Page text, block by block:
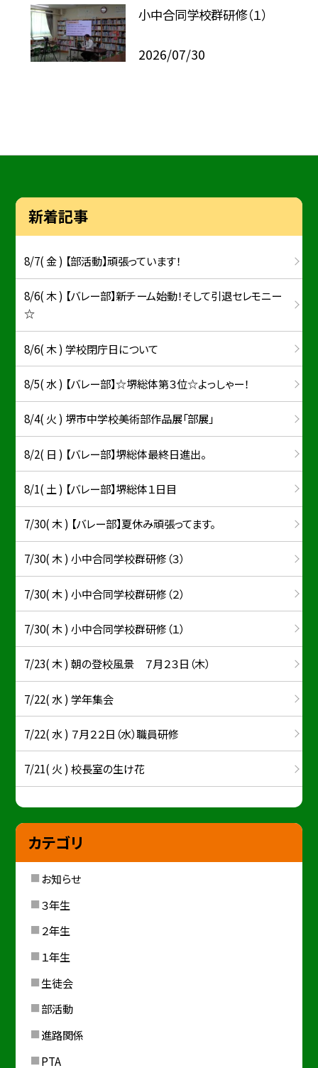
小中合同学校群研修（１）
2026/07/30
新着記事
8/7( 金 ) 【部活動】頑張っています！
8/6( 木 ) 【バレー部】新チーム始動！そして引退セレモニー
☆
8/6( 木 ) 学校閉庁日について
8/5( 水 ) 【バレー部】☆堺総体第３位☆よっしゃー！
8/4( 火 ) 堺市中学校美術部作品展「部展」
8/2( 日 ) 【バレー部】堺総体最終日進出。
8/1( 土 ) 【バレー部】堺総体１日目
7/30( 木 ) 【バレー部】夏休み頑張ってます。
7/30( 木 ) 小中合同学校群研修（３）
7/30( 木 ) 小中合同学校群研修（２）
7/30( 木 ) 小中合同学校群研修（１）
7/23( 木 ) 朝の登校風景 ７月２３日（木）
7/22( 水 ) 学年集会
7/22( 水 ) ７月２２日（水）職員研修
7/21( 火 ) 校長室の生け花
カテゴリ
お知らせ
３年生
２年生
１年生
生徒会
部活動
進路関係
PTA